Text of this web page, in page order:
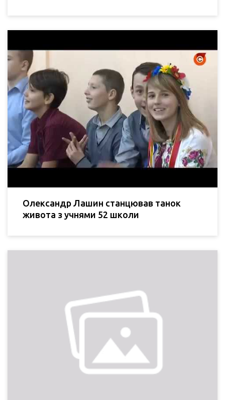
Олександр Лашин станцював танок
живота з учнями 52 школи